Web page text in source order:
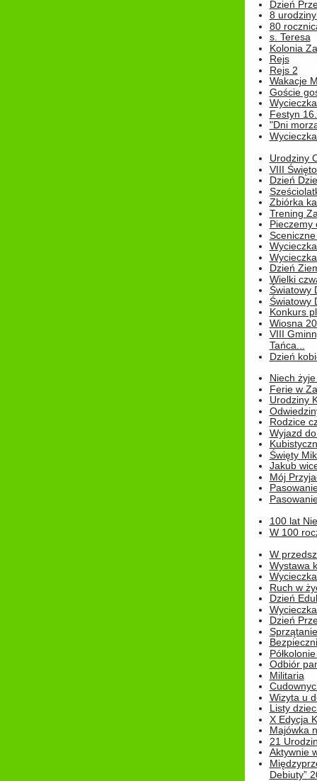
Dzień
8
80
s. Teresa
Kolonia
Rejs
Rejs 2
Wakacje
Goście
Festyn
"Dni
Urodziny
VIII
Dzień
Zbiórka
Trening
Pieczemy
Dzień
Wielki
Światowy
Światowy
Konkurs
Wiosna
VIII
Tańca...
Dzień
Niech
Ferie w
Urodziny
Rodzice
Wyjazd
Święty
Jakub
Mój
100 lat
W 100
W
Wystawa
Ruch w
Dzień
Dzień
Odbiór
Militaria
Wizyta u
Listy
X Edycja
Majówka
21
Aktywnie
Debiuty”